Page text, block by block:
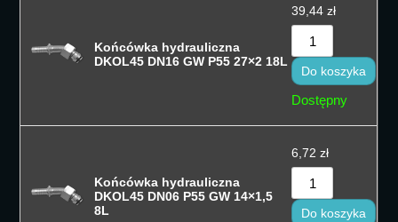
Końcówka hydrauliczna
DKOL45 DN16 GW P55 27×2 18L
39,44 zł
Do koszyka
Dostępny
Końcówka hydrauliczna
DKOL45 DN06 P55 GW 14×1,5
8L
6,72 zł
Do koszyka